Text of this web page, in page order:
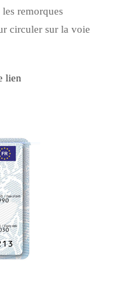
remorques
circuler sur la voie
lien